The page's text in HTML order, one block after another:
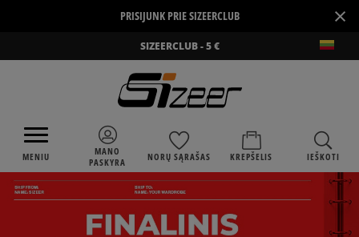
PRISIJUNK PRIE SIZEERCLUB ×
SIZEERCLUB - 5 €
MENIU
MANO
PASKYRA
NORŲ SĄRAŠAS KREPŠELIS IEŠKOTI